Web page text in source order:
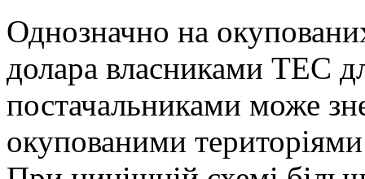
Однозначно на
долара власниками ТЕС
постачальниками може
окупованими